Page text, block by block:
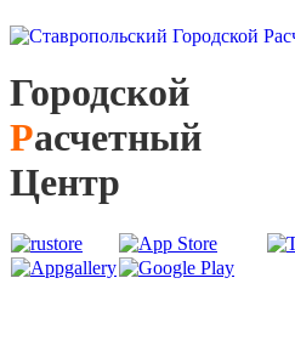
Городской
Расчетный
Центр